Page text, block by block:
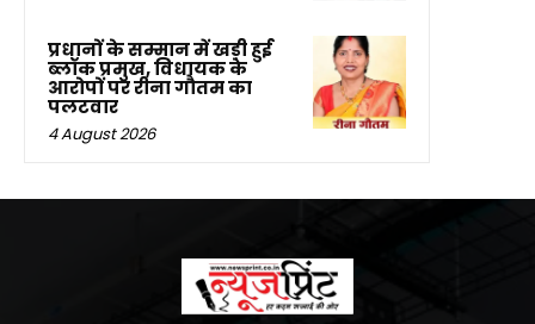
प्रधानों के सम्मान में खड़ी हुई
ब्लॉक प्रमुख, विधायक के
आरोपों पर रीना गौतम का
पलटवार
4 August 2026